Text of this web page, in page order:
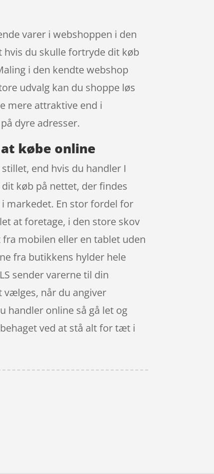
varer i webshoppen i den
hvis du skulle fortryde dit køb
i den kendte webshop
udvalg kan du shoppe løs
mere attraktive end i
dyre adresser.
at købe online
end hvis du handler I
køb på nettet, der findes
markedet. En stor fordel for
at foretage, i den store skov
mobilen eller en tablet uden
fra butikkens hylder hele
sender varerne til din
vælges, når du angiver
handler online så gå let og
ved at stå alt for tæt i